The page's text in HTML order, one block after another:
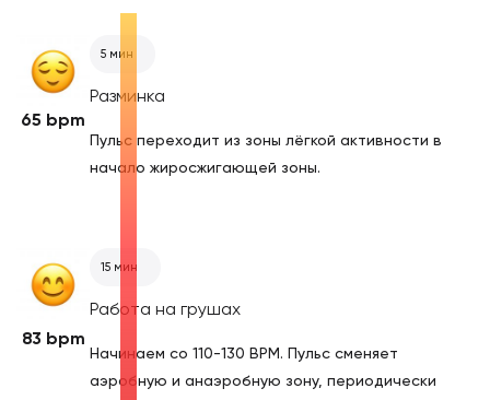
65 bpm
5 мин
Разминка
Пульс переходит из зоны лёгкой активности в
начало жиросжигающей зоны.
83 bpm
15 мин
Работа на грушах
Начинаем со 110-130 BPM. Пульс сменяет
аэробную и анаэробную зону, периодически